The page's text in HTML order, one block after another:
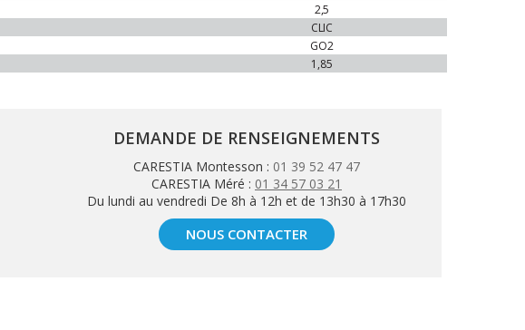
2,5
CLIC
GO2
1,85
DEMANDE DE RENSEIGNEMENTS
CARESTIA Montesson : 01 39 52 47 47
CARESTIA Méré : 01 34 57 03 21
Du lundi au vendredi De 8h à 12h et de 13h30 à 17h30
NOUS CONTACTER